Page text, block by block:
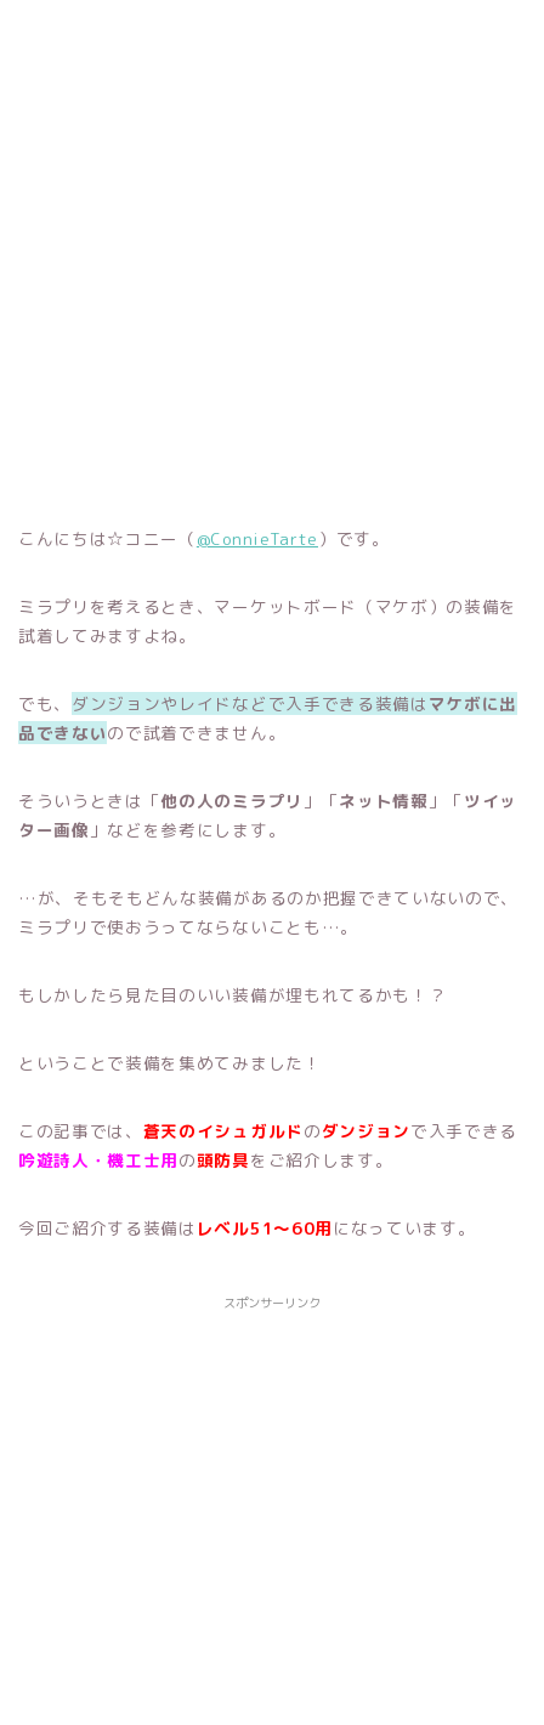
こんにちは☆コニー（ @ConnieTarte ）です。
ミラプリを考えるとき、マーケットボード（マケボ）の装備を
試着してみますよね。
でも、 ダンジョンやレイドなどで入手できる装備は マケボに出
品できないので試着できません。
そういうときは「他の人のミラプリ 」「ネット情報 」「 ツイッ
ター画像 」などを参考にします。
…が、そもそもどんな装備があるのか把握できていないので、
ミラプリで使おうってならないことも…。
もしかしたら見た目のいい装備が埋もれてるかも！？
ということで装備を集めてみました！
この記事では、 蒼天のイシュガルド のダンジョンで入手できる
吟遊詩人・機工士用の頭防具をご紹介します。
今回ご紹介する装備は レベル51～60用 になっています。
スポンサーリンク